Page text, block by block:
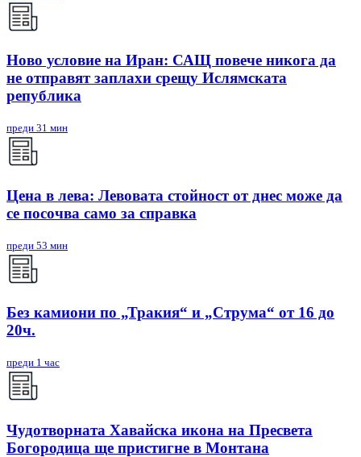
Ново условие на Иран: САЩ повече никога да
не отправят заплахи срещу Ислямската
република
преди 31 мин
Цена в лева: Левовата стойност от днес може да
се посочва само за справка
преди 53 мин
Без камиони по „Тракия“ и „Струма“ от 16 до
20ч.
преди 1 час
Чудотворната Хавайска икона на Пресвета
Богородица ще пристигне в Монтана